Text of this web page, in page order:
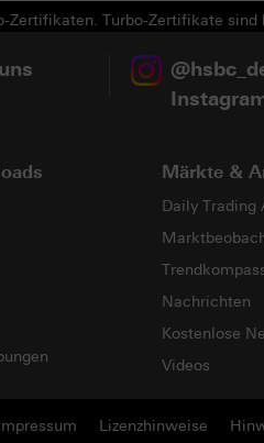
Turbo-Zertifikate
Märkte &
Daily Trading
Nachrichten
Kostenlose
Videos
Lizenzhinweise